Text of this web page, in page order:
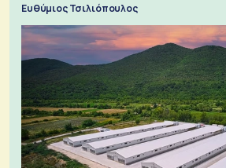
Ευθύμιος Τσιλιόπουλος